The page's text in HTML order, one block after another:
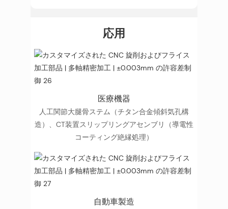
応用
医療機器
人工関節大腿骨ステム（チタン合金傾斜気孔構
造）、CT装置スリップリングアセンブリ（導電性
コーティング絶縁処理）
自動車製造